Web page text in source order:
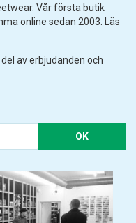
Vår första butik
online sedan 2003. Läs
av erbjudanden och
OK